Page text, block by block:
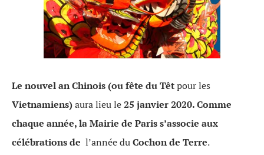
Le nouvel an Chinois (ou fête du Têtpour les
Vietnamiens)aura lieu le25 janvier 2020. Comme
chaque année, la Mairie de Paris s’associe aux
célébrations de l’année duCochon de Terre.